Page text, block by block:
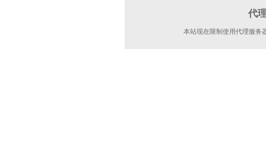
代
本站现在限制使用代理服务